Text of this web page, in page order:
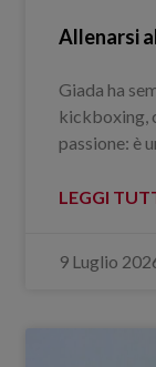
Allenarsi
Giada ha
kickboxing,
passione: è
LEGGI
9 Luglio